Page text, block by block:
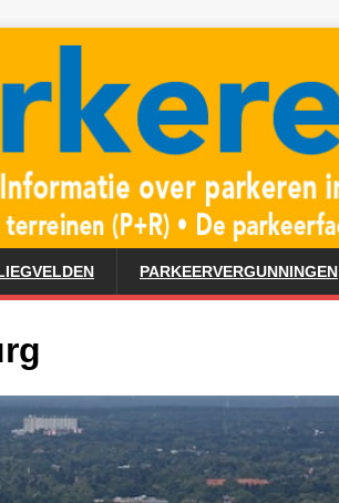
PARKEERVERGUNNINGEN